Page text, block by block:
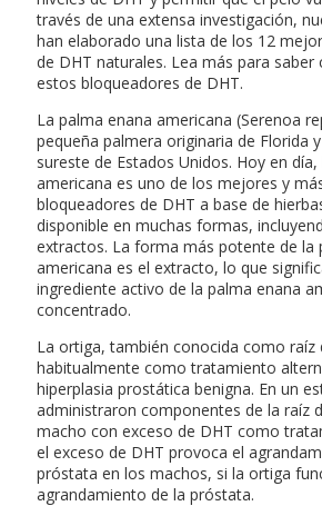
través de una extensa investigación,
han elaborado una lista de los 12
de DHT naturales. Lea más para
estos bloqueadores de DHT.
La palma enana americana (Serenoa
pequeña palmera originaria de Florida
sureste de Estados Unidos. Hoy en
americana es uno de los mejores y
bloqueadores de DHT a base de
disponible en muchas formas,
extractos. La forma más potente de la
americana es el extracto, lo que
ingrediente activo de la palma enana
concentrado.
La ortiga, también conocida como raíz
habitualmente como tratamiento
hiperplasia prostática benigna. En un
administraron componentes de la raíz
macho con exceso de DHT como
el exceso de DHT provoca el
próstata en los machos, si la ortiga
agrandamiento de la próstata.